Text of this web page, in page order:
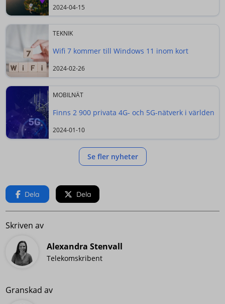
2024-04-15
TEKNIK
Wifi 7 kommer till Windows 11 inom kort
2024-02-26
MOBILNÄT
Finns 2 900 privata 4G- och 5G-nätverk i världen
2024-01-10
Se fler nyheter
Dela Dela
Skriven av
Alexandra Stenvall
Telekomskribent
Granskad av